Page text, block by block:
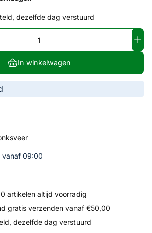
dezelfde dag verstuurd
In winkelwagen
vanaf 09:00
artikelen altijd voorradig
gratis verzenden vanaf €50,00
dezelfde dag verstuurd